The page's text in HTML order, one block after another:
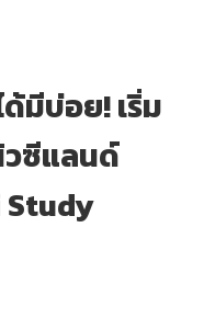
มีบ่อย! เริ่ม
วซีแลนด์